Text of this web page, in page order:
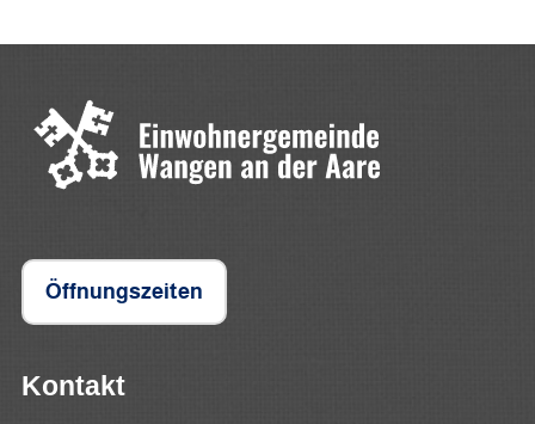
Öffnungszeiten
Kontakt